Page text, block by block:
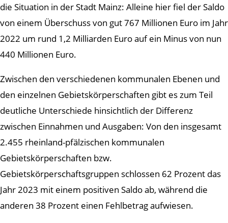
die Situation in der Stadt Mainz: Alleine hier fiel der Saldo
von einem Überschuss von gut 767 Millionen Euro im Jahr
2022 um rund 1,2 Milliarden Euro auf ein Minus von nun
440 Millionen Euro.
Zwischen den verschiedenen kommunalen Ebenen und
den einzelnen Gebietskörperschaften gibt es zum Teil
deutliche Unterschiede hinsichtlich der Differenz
zwischen Einnahmen und Ausgaben: Von den insgesamt
2.455 rheinland-pfälzischen kommunalen
Gebietskörperschaften bzw.
Gebietskörperschaftsgruppen schlossen 62 Prozent das
Jahr 2023 mit einem positiven Saldo ab, während die
anderen 38 Prozent einen Fehlbetrag aufwiesen.